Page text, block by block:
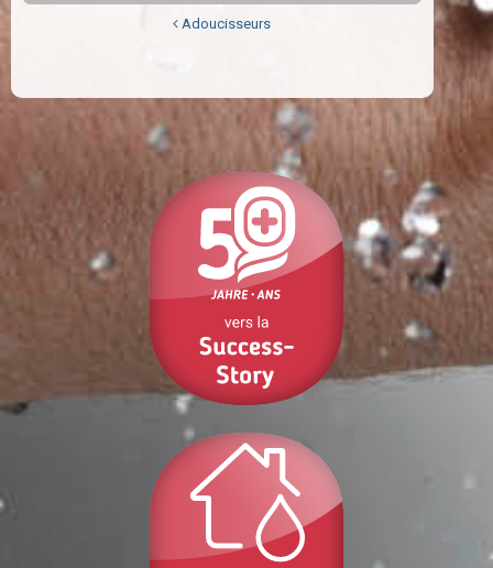
Adoucisseurs